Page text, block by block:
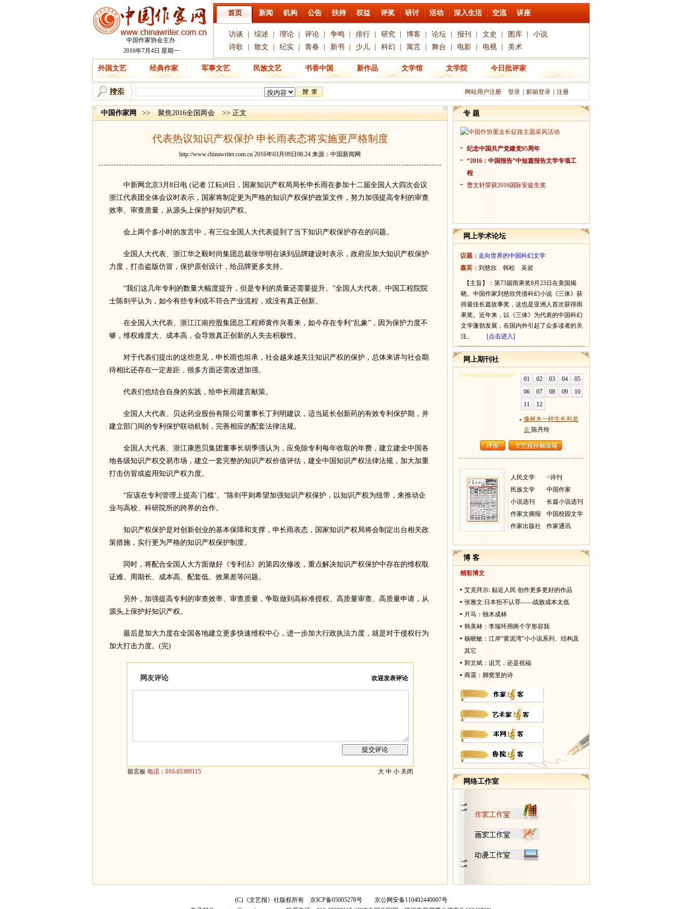
中国作家协会主办
2016年7月4日 星期一
首页 新闻 机构 公告 扶持 权益 评奖 研讨 活动 深入生活 交流 讲座
访谈 综述 理论 评论 争鸣 排行 研究 博客 论坛 报刊 文史 图库
小说
诗歌
散文 纪实 青春 新书 少儿 科幻 寓言 舞台 电影 电视 美术
外国文艺 经典作家 军事文艺 民族文艺 书香中国 新作品 文学馆 文学院 今日批评家
网站用户注册 登录 邮箱登录 注册
中国作家网 >> 聚焦2016全国两会 >> 正文
代表热议知识产权保护 申长雨表态将实施更严格制度
http://www.chinawriter.com.cn 2016年03月09日08:24 来源：中国新闻网
中新网北京3月8日电 (记者 江耘)8日，国家知识产权局局长申长雨在参加十二届全国人大四次会议
浙江代表团全体会议时表示，国家将制定更为严格的知识产权保护政策文件，努力加强提高专利的审查
效率、审查质量，从源头上保护好知识产权。
会上两个多小时的发言中，有三位全国人大代表提到了当下知识产权保护存在的问题。
全国人大代表、浙江华之毅时尚集团总裁张华明在谈到品牌建设时表示，政府应加大知识产权保护
力度，打击盗版仿冒，保护原创设计，给品牌更多支持。
“我们这几年专利的数量大幅度提升，但是专利的质量还需要提升。”全国人大代表、中国工程院院
士陈剑平认为，如今有些专利或不符合产业流程，或没有真正创新。
在全国人大代表、浙江江南控股集团总工程师黄作兴看来，如今存在专利“乱象”，因为保护力度不
够，维权难度大、成本高，会导致真正创新的人失去积极性。
对于代表们提出的这些意见，申长雨也坦承，社会越来越关注知识产权的保护，总体来讲与社会期
待相比还存在一定差距，很多方面还需改进加强。
代表们也结合自身的实践，给申长雨建言献策。
全国人大代表、贝达药业股份有限公司董事长丁列明建议，适当延长创新药的有效专利保护期，并
建立部门间的专利保护联动机制，完善相应的配套法律法规。
全国人大代表、浙江康恩贝集团董事长胡季强认为，应免除专利每年收取的年费，建立建全中国各
地各级知识产权交易市场，建立一套完整的知识产权价值评估，建全中国知识产权法律法规，加大加重
打击仿冒或盗用知识产权力度。
“应该在专利管理上提高‘门槛’。”陈剑平则希望加强知识产权保护，以知识产权为纽带，来推动企
业与高校、科研院所的跨界的合作。
知识产权保护是对创新创业的基本保障和支撑，申长雨表态，国家知识产权局将会制定出台相关政
策措施，实行更为严格的知识产权保护制度。
同时，将配合全国人大方面做好《专利法》的第四次修改，重点解决知识产权保护中存在的维权取
证难、周期长、成本高、配套低、效果差等问题。
另外，加强提高专利的审查效率、审查质量，争取做到高标准授权、高质量审查、高质量申请，从
源头上保护好知识产权。
最后是加大力度在全国各地建立更多快速维权中心，进一步加大行政执法力度，就是对于侵权行为
加大打击力度。(完)
网友评论 欢迎发表评论
留言板 电话：010-65389115 大 中 小 关闭
专 题
纪念中国共产党建党95周年
“2016：中国报告”中短篇报告文学专项工
程
曹文轩荣获2016国际安徒生奖
网上学术论坛
议题： 走向世界的中国科幻文学
嘉宾： 刘慈欣 韩松 吴岩
【主旨】：第73届雨果奖8月23日在美国揭
晓。中国作家刘慈欣凭借科幻小说《三体》获
得最佳长篇故事奖，这也是亚洲人首次获得雨
果奖。近年来，以《三体》为代表的中国科幻
文学蓬勃发展，在国内外引起了众多读者的关
注。
[点击进入]
网上期刊社
01 02 03 04
05
06
07 08 09
10
11
12
像树木一样生长和老
去 陈丹玲
人民文学
<诗刊
民族文学
中国作家
小说选刊
长篇小说选刊
作家文摘报
中国校园文学
作家出版社
作家通讯
博 客
精彩博文
艾克拜尔: 贴近人民 创作更多更好的作品
张雅文:日本拒不认罪——战败成本太低
片马：独木成林
韩美林：李瑞环用两个字形容我
杨晓敏：江岸“黄泥湾”小小说系列、结构及
其它
郭文斌：诅咒，还是祝福
商震：脚窝里的诗
网络工作室
(C)《文艺报》社版权所有 京ICP备05005278号京公网安备110402440007号